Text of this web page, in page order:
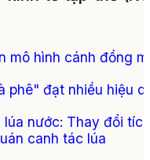
mô hình cánh đồng
phê" đạt nhiều hiệu
nước: Thay đổi tích
canh tác lúa